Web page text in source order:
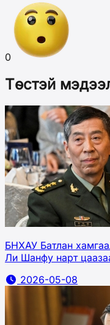
0
Төстэй
БНХАУ Батлан
Ли Шанфу нарт
2026-05-08